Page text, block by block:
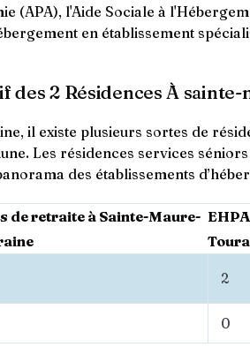
(APA), l'Aide Sociale à
en établissement
des 2 Résidences À
il existe plusieurs sortes de
Les résidences services
des établissements
de retraite à Sainte-Maure-
2
0